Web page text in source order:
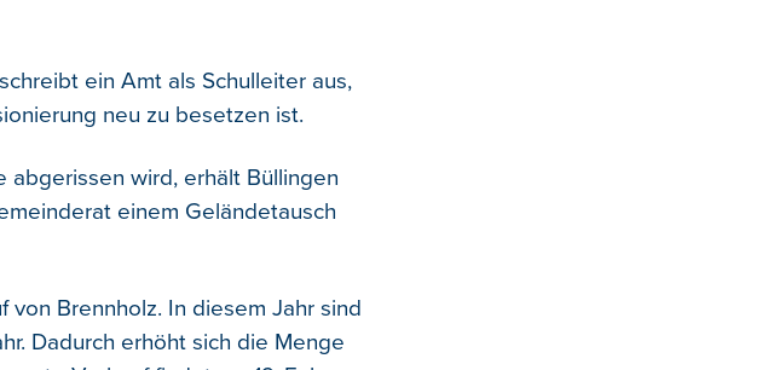
ein Amt als Schulleiter aus,
neu zu besetzen ist.
wird, erhält Büllingen
einem Geländetausch
Brennholz. In diesem Jahr sind
Dadurch erhöht sich die Menge